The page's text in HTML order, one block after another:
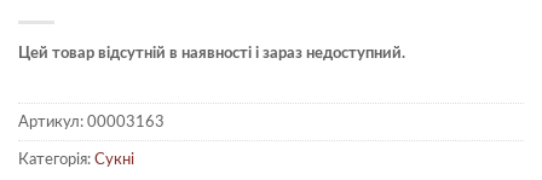
Цей товар відсутній в наявності і зараз недоступний.
Артикул: 00003163
Категорія: Сукні